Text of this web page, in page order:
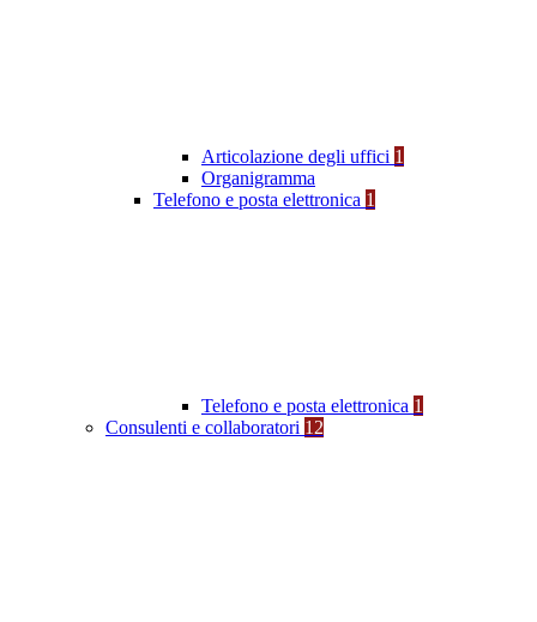
Articolazione degli uffici 1
Organigramma
Telefono e posta elettronica 1
Telefono e posta elettronica 1
Consulenti e collaboratori 12